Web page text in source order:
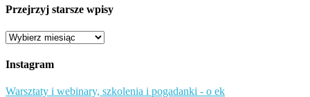
Przejrzyj starsze wpisy
Przejrzyj
wpisy
Instagram
Warsztaty i webinary, szkolenia i pogadanki - o ek